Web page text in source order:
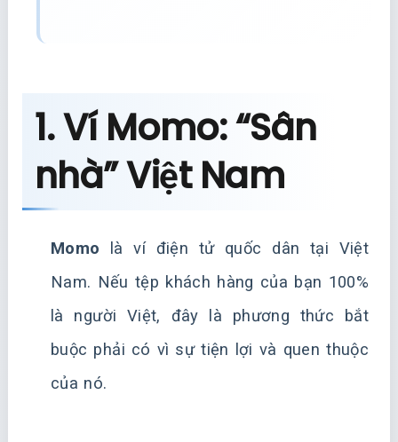
1. Ví Momo: “Sân
nhà” Việt Nam
Momo là ví điện tử quốc dân tại Việt
Nam. Nếu tệp khách hàng của bạn 100%
là người Việt, đây là phương thức bắt
buộc phải có vì sự tiện lợi và quen thuộc
của nó.